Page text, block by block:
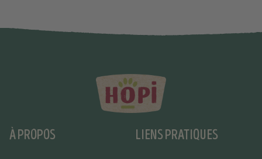
À PROPOS LIENS PRATIQUES